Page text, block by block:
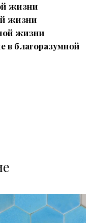
жизни
жизни
жизни
в благоразумной